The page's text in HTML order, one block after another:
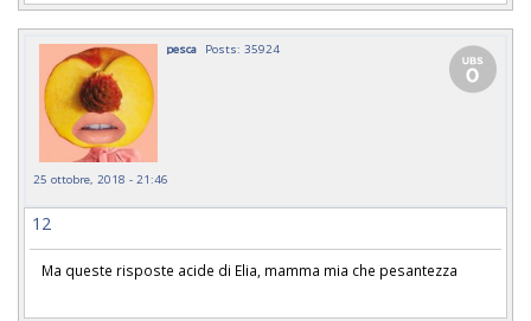
pesca Posts: 35924
25 ottobre, 2018 - 21:46
12
Ma queste risposte acide di Elia, mamma mia che pesantezza